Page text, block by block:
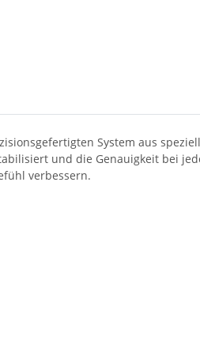
System aus
und die Genauigkeit bei
verbessern.